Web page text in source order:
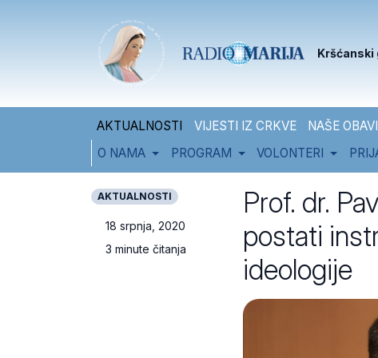
Kršćanski
AKTUALNOSTI VIJESTI IZ CRKVE NAŠE
O NAMA
PROGRAM VOLONTERI
AKTUALNOSTI
18 srpnja, 2020
3 minute čitanja
Prof. dr.
postati
ideologije